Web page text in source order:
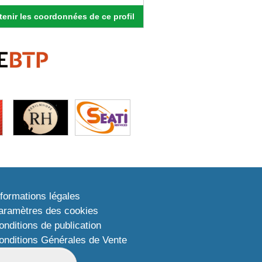
les coordonnées de ce profil
légales
des cookies
de publication
Générales de Vente